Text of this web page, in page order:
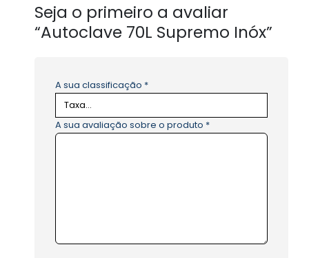
Seja o primeiro a avaliar
“Autoclave 70L Supremo Inóx”
A sua classificação *
A sua avaliação sobre o produto *